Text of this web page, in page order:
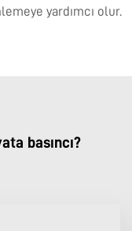
yardımcı olur.
basıncı?